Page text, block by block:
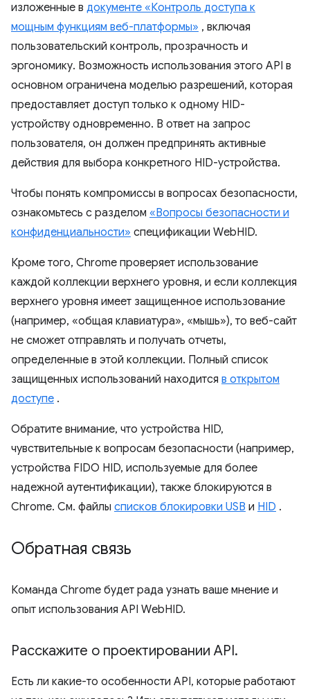
изложенные в документе «Контроль доступа к
мощным функциям веб-платформы» , включая
пользовательский контроль, прозрачность и
эргономику. Возможность использования этого API в
основном ограничена моделью разрешений, которая
предоставляет доступ только к одному HID-
устройству одновременно. В ответ на запрос
пользователя, он должен предпринять активные
действия для выбора конкретного HID-устройства.
Чтобы понять компромиссы в вопросах безопасности,
ознакомьтесь с разделом «Вопросы безопасности и
конфиденциальности» спецификации WebHID.
Кроме того, Chrome проверяет использование
каждой коллекции верхнего уровня, и если коллекция
верхнего уровня имеет защищенное использование
(например, «общая клавиатура», «мышь»), то веб-сайт
не сможет отправлять и получать отчеты,
определенные в этой коллекции. Полный список
защищенных использований находится в открытом
доступе .
Обратите внимание, что устройства HID,
чувствительные к вопросам безопасности (например,
устройства FIDO HID, используемые для более
надежной аутентификации), также блокируются в
Chrome. См. файлы списков блокировки USB и HID .
Обратная связь
Команда Chrome будет рада узнать ваше мнение и
опыт использования API WebHID.
Расскажите о проектировании API.
Есть ли какие-то особенности API, которые работают